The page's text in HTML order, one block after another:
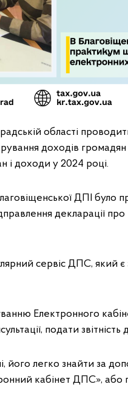
області
доходів
і доходи у 2024 році.
ДПІ було
декларації
сервіс ДПС, який
Електронного
подати звітність
його легко знайти за
кабінет ДПС», або